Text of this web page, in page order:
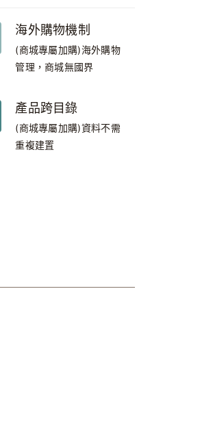
海外購物機制
(商城專屬加購)海外購物
管理，商城無國界
產品跨目錄
(商城專屬加購)資料不需
重複建置